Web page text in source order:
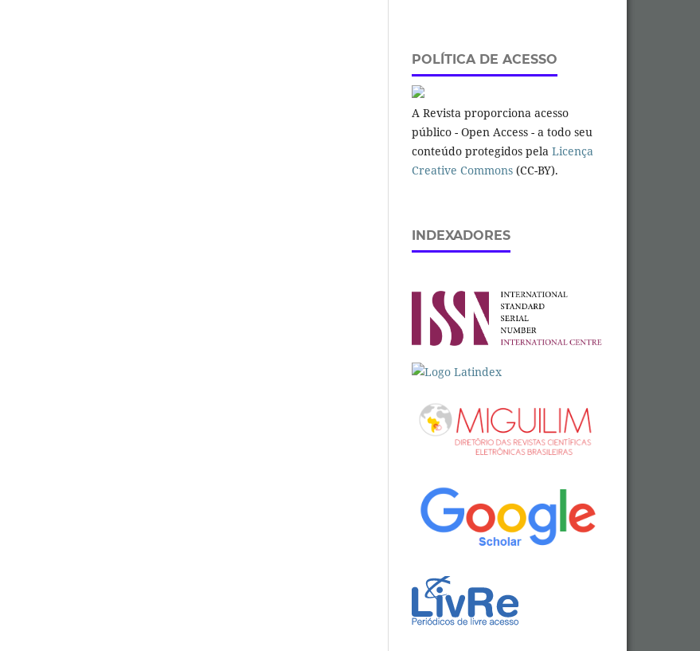
POLÍTICA DE ACESSO
A Revista proporciona acesso
público - Open Access - a todo seu
conteúdo protegidos pela Licença
Creative Commons (CC-BY).
INDEXADORES